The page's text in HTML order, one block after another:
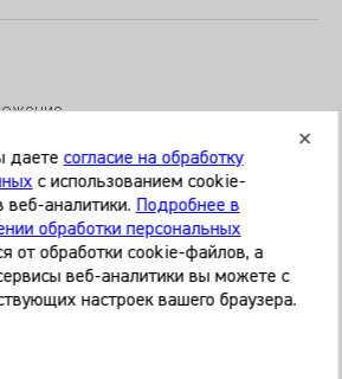
ОН ГРУП»
на сайте, является
назначения лечения. Необходима
Используя данный сайт,
даете согласие на обработку
с использованием cookie-
веб-аналитики. Подробнее в
обработки персональных
от обработки cookie-файлов, а
веб-аналитики вы можете с
настроек вашего браузера.